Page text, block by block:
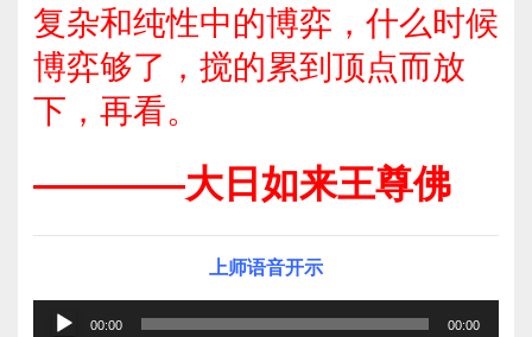
复杂和纯性中的博弈，什么时候
博弈够了，搅的累到顶点而放
下，再看。
————大日如来王尊佛
上师语音开示
00:00 00:00